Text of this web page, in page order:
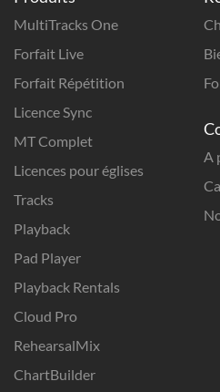
MultiTracks One
Forfait Live
Forfait Répétition
Licence Sync
MT Complet
Licences pour églises
Tracks
Playback
Pad Player
Playback Rentals
Cloud Pro
RehearsalMix
ChartBuilder
A